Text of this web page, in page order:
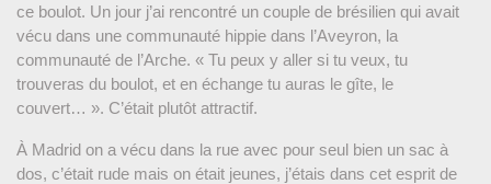
ce boulot. Un jour j’ai rencontré un couple de brésilien qui avait
vécu dans une communauté hippie dans l’Aveyron, la
communauté de l’Arche. « Tu peux y aller si tu veux, tu
trouveras du boulot, et en échange tu auras le gîte, le
couvert… ». C’était plutôt attractif.
À Madrid on a vécu dans la rue avec pour seul bien un sac à
dos, c’était rude mais on était jeunes, j’étais dans cet esprit de